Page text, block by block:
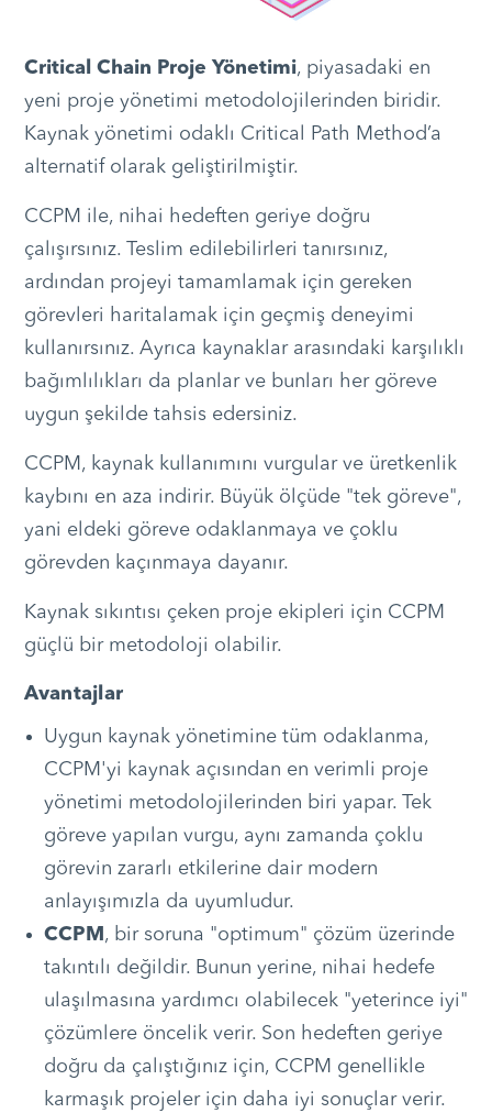
Critical Chain Proje Yönetimi, piyasadaki en
yeni proje yönetimi metodolojilerinden biridir.
Kaynak yönetimi odaklı Critical Path Method’a
alternatif olarak geliştirilmiştir.
CCPM ile, nihai hedeften geriye doğru
çalışırsınız. Teslim edilebilirleri tanırsınız,
ardından projeyi tamamlamak için gereken
görevleri haritalamak için geçmiş deneyimi
kullanırsınız. Ayrıca kaynaklar arasındaki karşılıklı
bağımlılıkları da planlar ve bunları her göreve
uygun şekilde tahsis edersiniz.
CCPM, kaynak kullanımını vurgular ve üretkenlik
kaybını en aza indirir. Büyük ölçüde "tek göreve",
yani eldeki göreve odaklanmaya ve çoklu
görevden kaçınmaya dayanır.
Kaynak sıkıntısı çeken proje ekipleri için CCPM
güçlü bir metodoloji olabilir.
Avantajlar
Uygun kaynak yönetimine tüm odaklanma,
CCPM'yi kaynak açısından en verimli proje
yönetimi metodolojilerinden biri yapar. Tek
göreve yapılan vurgu, aynı zamanda çoklu
görevin zararlı etkilerine dair modern
anlayışımızla da uyumludur.
CCPM , bir soruna "optimum" çözüm üzerinde
takıntılı değildir. Bunun yerine, nihai hedefe
ulaşılmasına yardımcı olabilecek "yeterince iyi"
çözümlere öncelik verir. Son hedeften geriye
doğru da çalıştığınız için, CCPM genellikle
karmaşık projeler için daha iyi sonuçlar verir.